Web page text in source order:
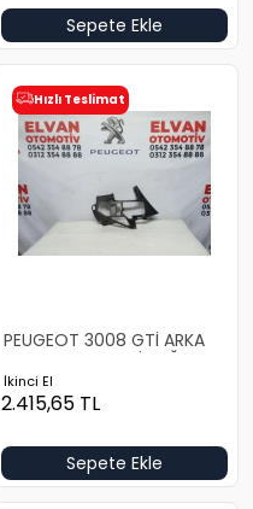
Sepete Ekle
Hızlı Teslimat
PEUGEOT 3008 GTİ ARKA
TAMPON BRAKETİ SAĞ
İkinci El
2.415,65 TL
Sepete Ekle